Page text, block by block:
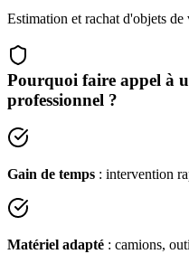
Estimation et rachat d'objets de
Pourquoi faire appel à
professionnel ?
Gain de temps : intervention
Matériel adapté : camions,